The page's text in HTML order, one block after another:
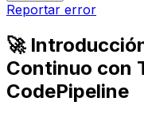
Reportar error
🚀
Continuo con
CodePipeline